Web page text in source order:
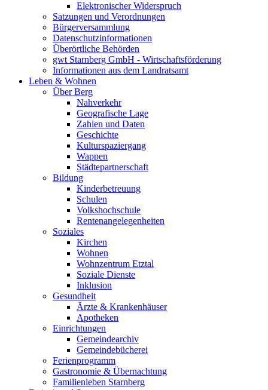
Elektronischer Widerspruch
Satzungen und Verordnungen
Bürgerversammlung
Datenschutzinformationen
Überörtliche Behörden
gwt Starnberg GmbH - Wirtschaftsförderung
Informationen aus dem Landratsamt
Leben & Wohnen
Über Berg
Nahverkehr
Geografische Lage
Zahlen und Daten
Geschichte
Kulturspaziergang
Wappen
Städtepartnerschaft
Bildung
Kinderbetreuung
Schulen
Volkshochschule
Rentenangelegenheiten
Soziales
Kirchen
Wohnen
Wohnzentrum Etztal
Soziale Dienste
Inklusion
Gesundheit
Ärzte & Krankenhäuser
Apotheken
Einrichtungen
Gemeindearchiv
Gemeindebücherei
Ferienprogramm
Gastronomie & Übernachtung
Familienleben Starnberg